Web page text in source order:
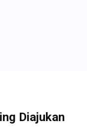
Diajukan